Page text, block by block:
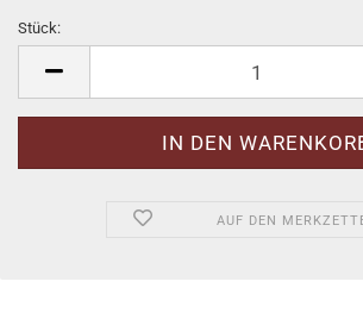
Stück:
AUF DEN